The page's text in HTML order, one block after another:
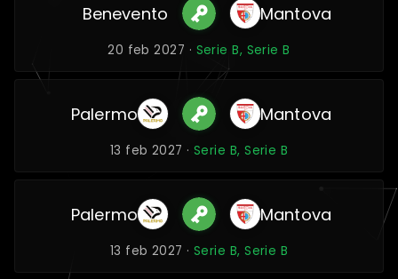
Benevento Mantova
20 feb 2027 · Serie B, Serie B
Palermo Mantova
13 feb 2027 ·Serie B, Serie B
Palermo Mantova
13 feb 2027 ·Serie B, Serie B